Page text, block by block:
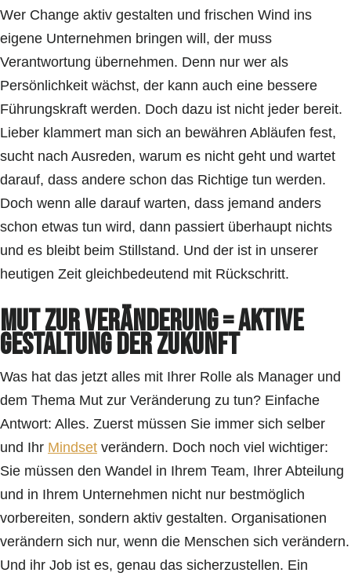
Wer Change aktiv gestalten und frischen Wind ins
eigene Unternehmen bringen will, der muss
Verantwortung übernehmen. Denn nur wer als
Persönlichkeit wächst, der kann auch eine bessere
Führungskraft werden. Doch dazu ist nicht jeder bereit.
Lieber klammert man sich an bewähren Abläufen fest,
sucht nach Ausreden, warum es nicht geht und wartet
darauf, dass andere schon das Richtige tun werden.
Doch wenn alle darauf warten, dass jemand anders
schon etwas tun wird, dann passiert überhaupt nichts
und es bleibt beim Stillstand. Und der ist in unserer
heutigen Zeit gleichbedeutend mit Rückschritt.
Mut zur Veränderung = Aktive
Gestaltung der Zukunft
Was hat das jetzt alles mit Ihrer Rolle als Manager und
dem Thema Mut zur Veränderung zu tun? Einfache
Antwort: Alles. Zuerst müssen Sie immer sich selber
und Ihr Mindset verändern. Doch noch viel wichtiger:
Sie müssen den Wandel in Ihrem Team, Ihrer Abteilung
und in Ihrem Unternehmen nicht nur bestmöglich
vorbereiten, sondern aktiv gestalten. Organisationen
verändern sich nur, wenn die Menschen sich verändern.
Und ihr Job ist es, genau das sicherzustellen. Ein